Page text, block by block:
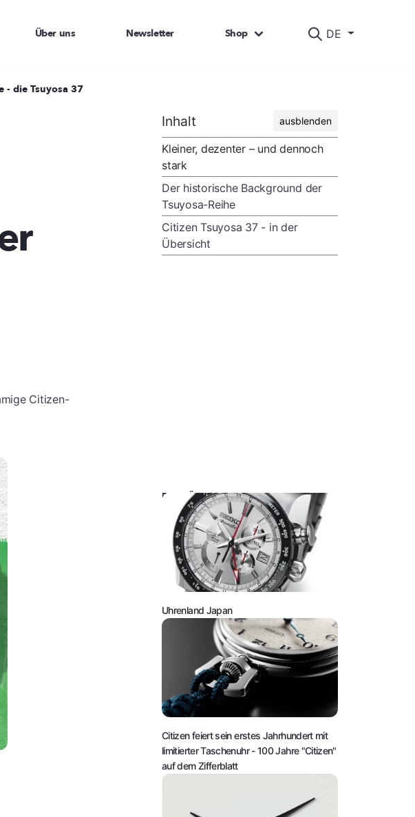
DE
Über uns Newsletter Shop
- die Tsuyosa 37
Citizen-
Inhalt ausblenden
Kleiner, dezenter – und dennoch
stark
Der historische Background der
Tsuyosa-Reihe
Citizen Tsuyosa 37 - in der
Übersicht
DAS KÖNNTE SIE AUCH INTERESSIEREN:
Uhrenland Japan
Citizen feiert sein erstes Jahrhundert mit
limitierter Taschenuhr- 100 Jahre "Citizen"
auf dem Zifferblatt